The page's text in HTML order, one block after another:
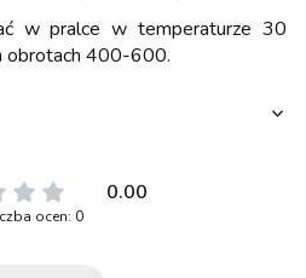
w pralce w temperaturze 30
obrotach 400-600.
0.00
ocen: 0